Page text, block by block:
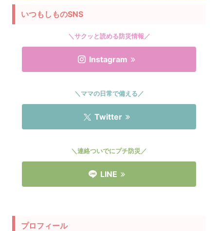
いつもしものSNS
＼サクッと読める防災情報／
Instagram
＼ママの日常で備える／
Twitter
＼連絡ついでにプチ防災／
LINE
プロフィール